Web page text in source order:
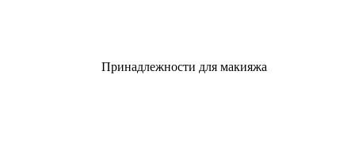
Принадлежности для макияжа